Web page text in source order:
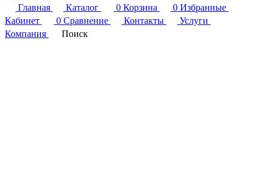
Главная
Каталог 0 Корзина 0 Избранные
Кабинет
0 Сравнение Контакты
Услуги
Компания
Поиск